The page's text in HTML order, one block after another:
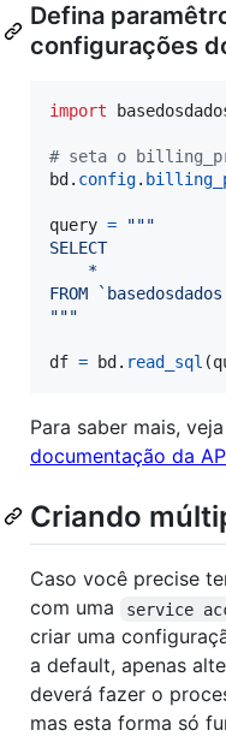
Defina
configurações
import
# seta o
bd . config.
query =
"""
SELECT
    *
FROM
"""
df = bd . read_sql (
Para saber mais,
documentação da
Criando
Caso você precise
com uma
service
criar uma
a default, apenas
deverá fazer o
mas esta forma só